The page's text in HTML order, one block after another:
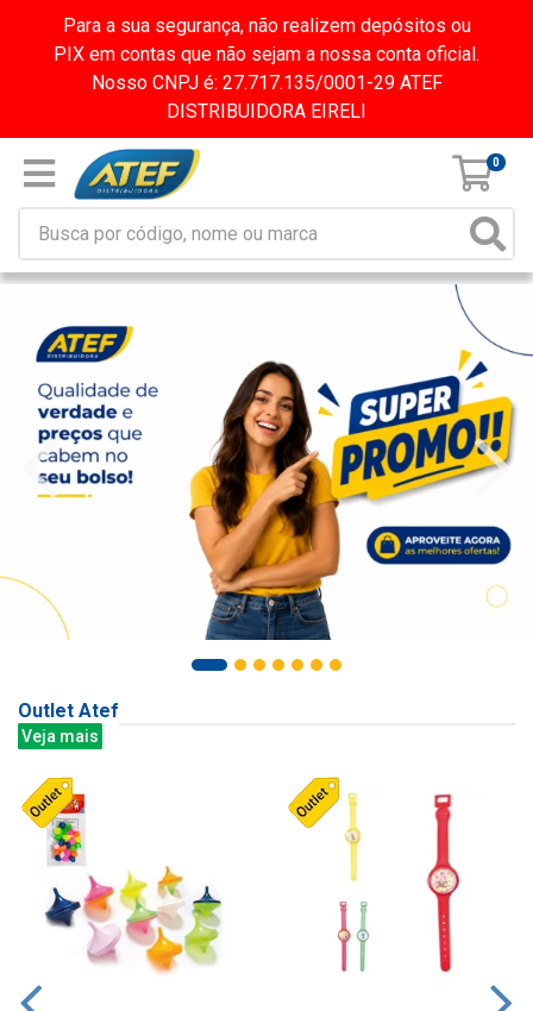
Para a sua segurança, não realizem depósitos ou
PIX em contas que não sejam a nossa conta oficial.
Nosso CNPJ é: 27.717.135/0001-29 ATEF
DISTRIBUIDORA EIRELI
0
Outlet Atef
Veja mais